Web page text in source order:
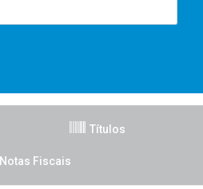
Títulos
Notas Fiscais